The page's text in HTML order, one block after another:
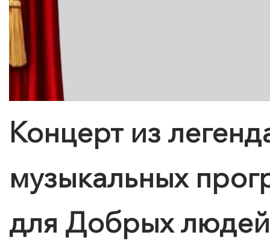
Концерт из
музыкальных
для Добрых